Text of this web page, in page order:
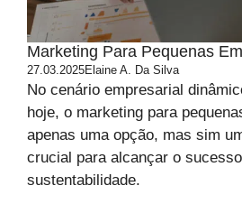
Marketing Para Pequenas
27.03.2025Elaine A. Da Silva
No cenário empresarial
hoje, o marketing para
apenas uma opção, mas sim
crucial para alcançar o
sustentabilidade.